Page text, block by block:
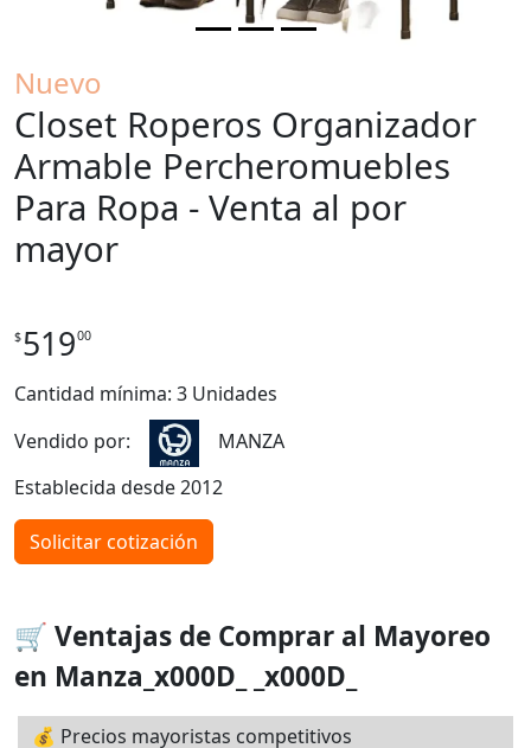
Nuevo
Closet Roperos Organizador
Armable Percheromuebles
Para Ropa - Venta al por
mayor
$51900
Cantidad mínima: 3 Unidades
Vendido por:
MANZA
Establecida desde 2012
Solicitar cotización
🛒 Ventajas de Comprar al Mayoreo
en Manza_x000D_ _x000D_
💰 Precios mayoristas competitivos